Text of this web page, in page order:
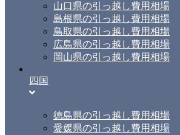
山口県の引っ越し費用相場
島根県の引っ越し費用相場
鳥取県の引っ越し費用相場
広島県の引っ越し費用相場
岡山県の引っ越し費用相場
四国
徳島県の引っ越し費用相場
愛媛県の引っ越し費用相場